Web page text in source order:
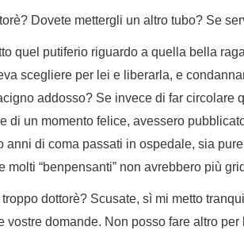
Dovete mettergli un altro tubo? Se
quel putiferio riguardo a quella bella
scegliere per lei e liberarla, e
addosso? Se invece di far circolare
di un momento felice, avessero
anni di coma passati in ospedale, sia
molti “benpensanti” non avrebbero più
dottorè? Scusate, sì mi metto
vostre domande. Non posso